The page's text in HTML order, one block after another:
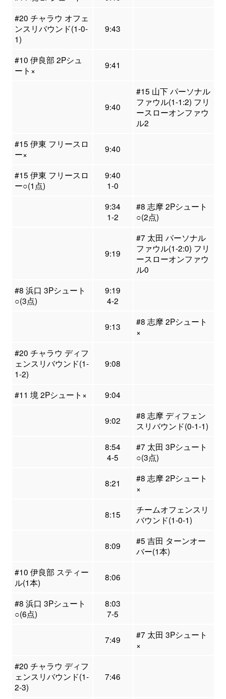
#20 チャラウ オフェ
ンスリバウンド(1-0-
1)
9:43
#10 伊良部 2Pシュ
ート×
9:41
9:40
#15 山下 パーソナル
ファウル(1-1:2) フリ
ースローオンファウ
ル2
#15 伊東 フリースロ
ー×
9:40
#15 伊東 フリースロ
ー○(1点)
9:40
1-0
9:34
1-2
#8 志摩 2Pシュート
○(2点)
9:19
#7 太田 パーソナル
ファウル(1-2:0) フリ
ースローオンファウ
ル0
#8 浜口 3Pシュート
○(3点)
9:19
4-2
9:13
#8 志摩 2Pシュート
×
#20 チャラウ ディフ
ェンスリバウンド(1-
1-2)
9:08
#11 境 2Pシュート× 9:04
9:02
#8 志摩 ディフェン
スリバウンド(0-1-1)
8:54
4-5
#7 太田 3Pシュート
○(3点)
8:21
#8 志摩 2Pシュート
×
8:15
チームオフェンスリ
バウンド(1-0-1)
8:09
#5 吉田 ターンオー
バー(1本)
#10 伊良部 スティー
ル(1本)
8:06
#8 浜口 3Pシュート
○(6点)
8:03
7-5
7:49
#7 太田 3Pシュート
×
#20 チャラウ ディフ
ェンスリバウンド(1-
2-3)
7:46